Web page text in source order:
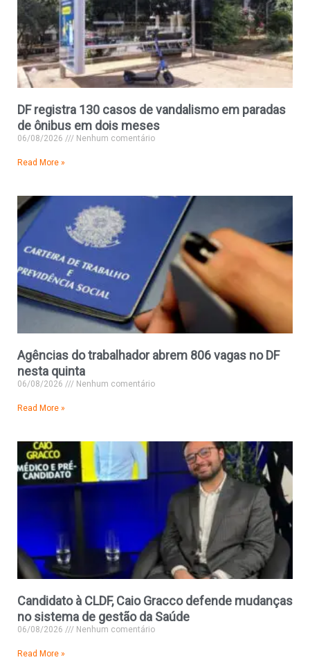
DF registra 130 casos de vandalismo em paradas
de ônibus em dois meses
06/08/2026 Nenhum comentário
Read More »
Agências do trabalhador abrem 806 vagas no DF
nesta quinta
06/08/2026 Nenhum comentário
Read More »
Candidato à CLDF, Caio Gracco defende mudanças
no sistema de gestão da Saúde
06/08/2026 Nenhum comentário
Read More »